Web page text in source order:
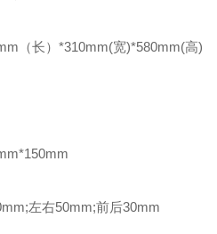
（长）*310mm(宽)*580mm(高)
左右50mm;前后30mm